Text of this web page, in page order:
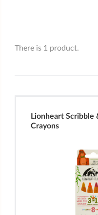
There is 1 product.
Lionheart Scribble
Crayons